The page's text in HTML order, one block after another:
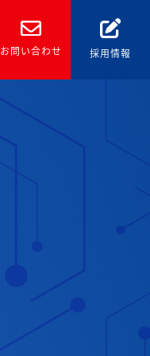
お問い合わせ 採用情報